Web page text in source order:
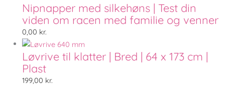
Nipnapper med silkehøns | Test din
viden om racen med familie og venner
0,00 kr.
Løvrive til klatter | Bred | 64 x 173 cm |
Plast
199,00 kr.